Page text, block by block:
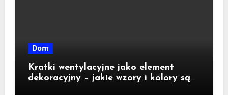
Dom
Kratki wentylacyjne jako element
dekoracyjny – jakie wzory i kolory są